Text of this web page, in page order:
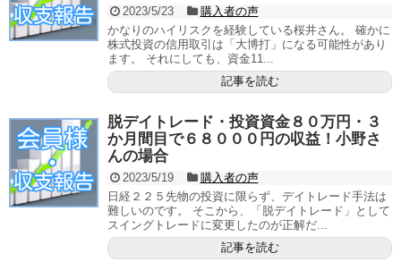
2023/5/23
購入者の声
かなりのハイリスクを経験している桜井さん。 確かに
株式投資の信用取引は「大博打」になる可能性があり
ます。 それにしても、資金11...
記事を読む
脱デイトレード・投資資金８０万円・３
か月間目で６８０００円の収益！小野さ
んの場合
2023/5/19
購入者の声
日経２２５先物の投資に限らず、デイトレード手法は
難しいのです。 そこから、「脱デイトレード」として
スイングトレードに変更したのが正解だ...
記事を読む